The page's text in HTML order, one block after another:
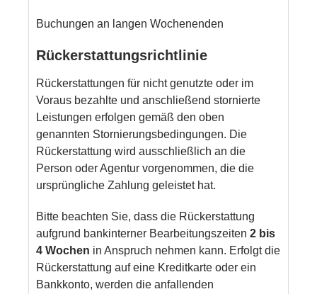
Buchungen an langen Wochenenden
Rückerstattungsrichtlinie
Rückerstattungen für nicht genutzte oder im
Voraus bezahlte und anschließend stornierte
Leistungen erfolgen gemäß den oben
genannten Stornierungsbedingungen. Die
Rückerstattung wird ausschließlich an die
Person oder Agentur vorgenommen, die die
ursprüngliche Zahlung geleistet hat.
Bitte beachten Sie, dass die Rückerstattung
aufgrund bankinterner Bearbeitungszeiten2 bis
4 Wochen in Anspruch nehmen kann. Erfolgt die
Rückerstattung auf eine Kreditkarte oder ein
Bankkonto, werden die anfallenden